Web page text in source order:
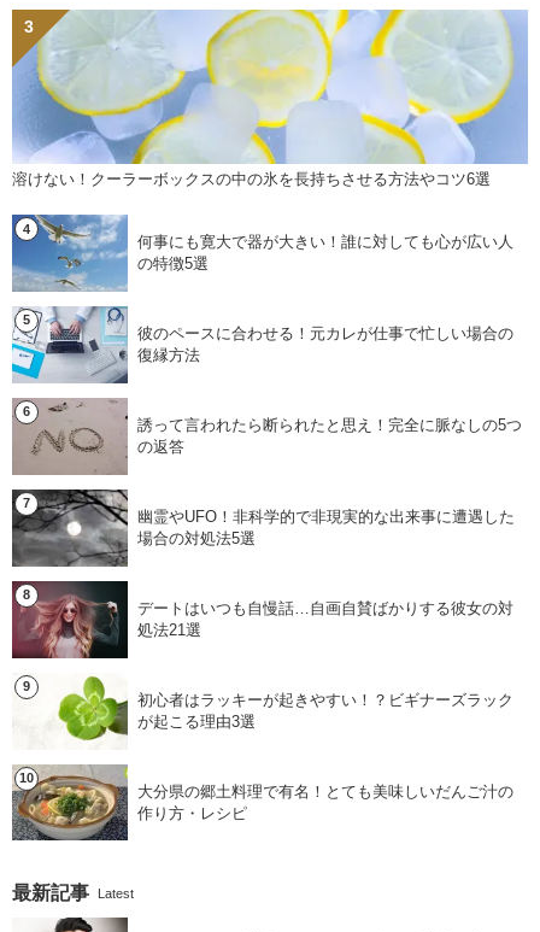
溶けない！クーラーボックスの中の氷を長持ちさせる方法やコツ6選
何事にも寛大で器が大きい！誰に対しても心が広い人
の特徴5選
彼のペースに合わせる！元カレが仕事で忙しい場合の
復縁方法
誘って言われたら断られたと思え！完全に脈なしの5つ
の返答
幽霊やUFO！非科学的で非現実的な出来事に遭遇した
場合の対処法5選
デートはいつも自慢話…自画自賛ばかりする彼女の対
処法21選
初心者はラッキーが起きやすい！？ビギナーズラック
が起こる理由3選
大分県の郷土料理で有名！とても美味しいだんご汁の
作り方・レシピ
最新記事 Latest